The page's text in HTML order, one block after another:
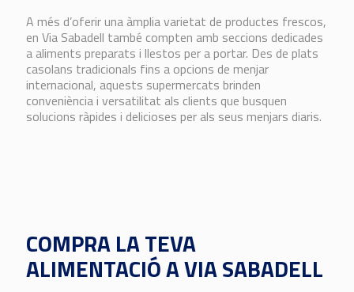
A més d’oferir una àmplia varietat de productes frescos,
en Via Sabadell també compten amb seccions dedicades
a aliments preparats i llestos per a portar. Des de plats
casolans tradicionals fins a opcions de menjar
internacional, aquests supermercats brinden
conveniència i versatilitat als clients que busquen
solucions ràpides i delicioses per als seus menjars diaris.
COMPRA LA TEVA
ALIMENTACIÓ A VIA SABADELL